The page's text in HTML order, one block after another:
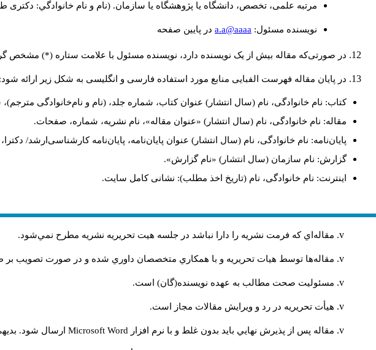
مرتبه علمی، تخصص، دانشگاه یا پژوهشگاه یا سازمان. (نام و نام خانوادگي: دکتری
نويسنده مسئول: a.a@aaaa در پايين صفحه
در صورتی‌که مقاله بیش از یک نویسنده دارد، نویسنده مسئول با علامت ستاره (*) مشخص
در پایان مقاله فهرست الفبایی منابع مورد استفاده فارسی و انگلیسی به شکل زیر ارائه شود:
کتاب: نام خانوادگی، نام (سال انتشار) عنوان کتاب، شماره جلد، (نام و نام‌خانوادگی
مقاله: نام خانوادگی، نام (سال انتشار) «عنوان مقاله»، نام نشریه، شماره، صفحات.
پایان‌نامه: نام خانوادگی، نام (سال انتشار) عنوان پایان‌نامه، پایان‌نامه کارشناسی‌ارشد/
گزارش: نام سازمان (سال انتشار) «نام گزارش».
اینترنت: نام خانوادگی، نام (تاریخ اخذ مطلب): نشانی کامل سایت.
مقاله‌اي كه فرمت نشريه را دارا نباشد در جلسه هيت تحريريه نشريه مطرح نمي‌شود.
مقاله‌ها توسط هیات تحريريه و با همکاري متخصصان داوري شده و در صورت تصويب
مسئوليت صحت مطالب به عهده نويسنده(گان) است.
هيأت تحريريه در رد و ويرايش مقالات مجاز است.
مقاله پس از پذيرش نهايي باید بدون غلط و با نرم افزار Microsoft Word ارسال شود.